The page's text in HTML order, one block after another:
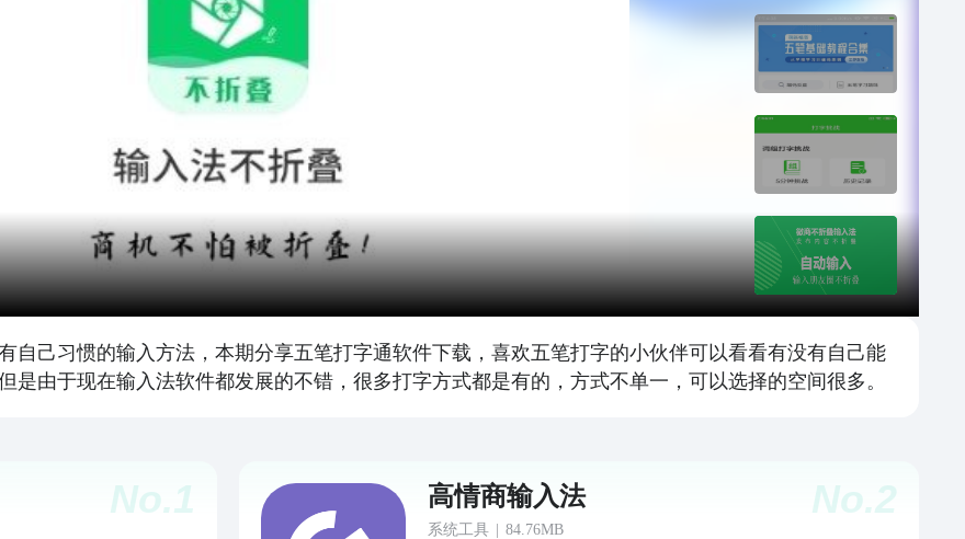
自己习惯的输入方法，本期分享五笔打字通软件下载，喜欢五笔打字的小伙伴可以看看有没有自己能
是由于现在输入法软件都发展的不错，很多打字方式都是有的，方式不单一，可以选择的空间很多。
No.1 No.2
高情商输入法
系统工具 84.76MB